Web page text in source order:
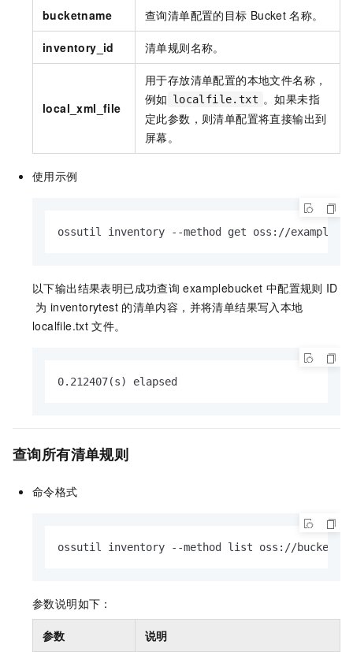
bucketname 查询清单配置的目标 Bucket 名称。
inventory_id 清单规则名称。
local_xml_file
用于存放清单配置的本地文件名称，
例如 localfile.txt 。如果未指
定此参数，则清单配置将直接输出到
屏幕。
使用示例
ossutil inventory --method get oss://
以下输出结果表明已成功查询 examplebucket 中配置规则 ID
为 inventorytest 的清单内容，并将清单结果写入本地
localfile.txt 文件。
0.212407(s) elapsed
查询所有清单规则
命令格式
ossutil inventory --method list oss://
参数说明如下：
参数 说明